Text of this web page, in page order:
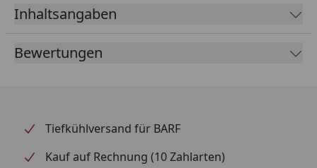
Inhaltsangaben
Bewertungen
Tiefkühlversand für BARF
Kauf auf Rechnung (10 Zahlarten)